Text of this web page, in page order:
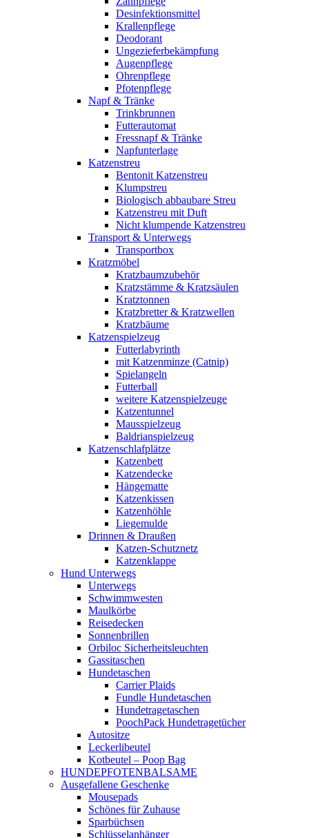
Desinfektionsmittel
Krallenpflege
Deodorant
Ungezieferbekämpfung
Augenpflege
Ohrenpflege
Pfotenpflege
Napf & Tränke
Trinkbrunnen
Futterautomat
Fressnapf & Tränke
Napfunterlage
Katzenstreu
Bentonit Katzenstreu
Klumpstreu
Biologisch abbaubare Streu
Katzenstreu mit Duft
Nicht klumpende Katzenstreu
Transport & Unterwegs
Transportbox
Kratzmöbel
Kratzbaumzubehör
Kratzstämme & Kratzsäulen
Kratztonnen
Kratzbretter & Kratzwellen
Kratzbäume
Katzenspielzeug
Futterlabyrinth
mit Katzenminze (Catnip)
Spielangeln
Futterball
weitere Katzenspielzeuge
Katzentunnel
Mausspielzeug
Baldrianspielzeug
Katzenschlafplätze
Katzenbett
Katzendecke
Hängematte
Katzenkissen
Katzenhöhle
Liegemulde
Drinnen & Draußen
Katzen-Schutznetz
Katzenklappe
Hund Unterwegs
Unterwegs
Schwimmwesten
Maulkörbe
Reisedecken
Sonnenbrillen
Orbiloc Sicherheitsleuchten
Gassitaschen
Hundetaschen
Carrier Plaids
Fundle Hundetaschen
Hundetragetaschen
PoochPack Hundetragetücher
Autositze
Leckerlibeutel
Kotbeutel – Poop Bag
HUNDEPFOTENBALSAME
Ausgefallene Geschenke
Mousepads
Schönes für Zuhause
Sparbüchsen
Schlüsselanhänger